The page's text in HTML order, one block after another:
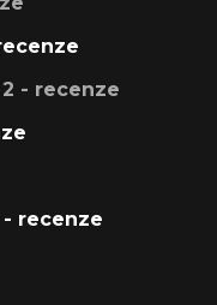
- recenze
recenze